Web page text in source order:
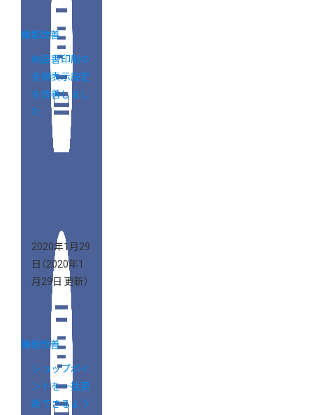
機能改善
納品書印刷の
金額表示設定
を改善しまし
た
2020年1月29
日 （2020年1
月29日 更新）
機能改善
ショップポイ
ントを一括更
新できるよう